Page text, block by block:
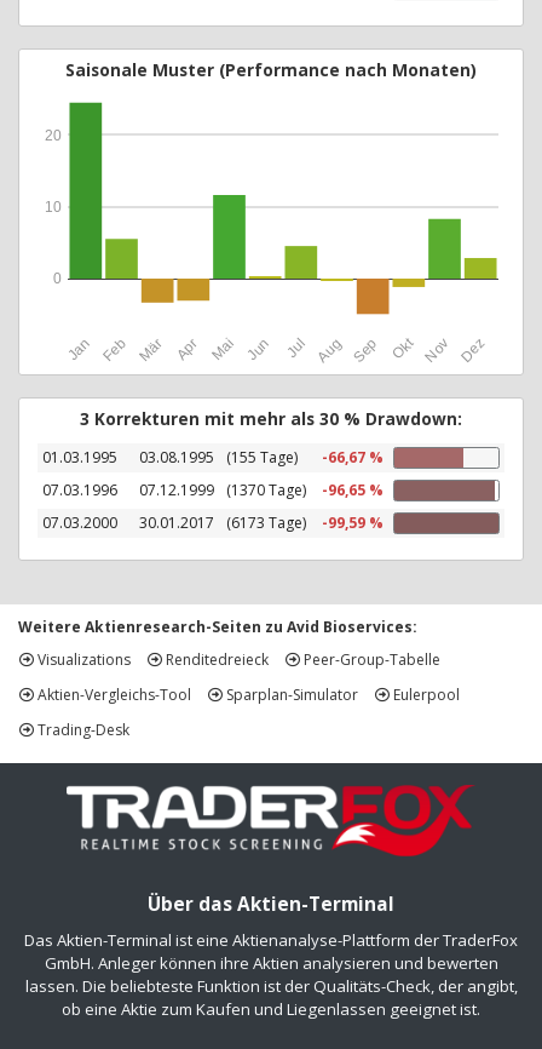
Saisonale Muster (Performance nach Monaten)
Jan Feb Mär Apr Mai Jun Jul Aug Sep Okt Nov Dez
0
10
20
3 Korrekturen mit mehr als 30 % Drawdown:
01.03.1995 03.08.1995 (155 Tage)
-66,67 %
07.03.1996
07.12.1999 (1370 Tage)
-96,65 %
07.03.2000
30.01.2017 (6173 Tage) -99,59 %
Weitere Aktienresearch-Seiten zu Avid Bioservices:
Visualizations
Renditedreieck
Peer-Group-Tabelle
Aktien-Vergleichs-Tool
Sparplan-Simulator
Eulerpool
Trading-Desk
Über das Aktien-Terminal
Das Aktien-Terminal ist eine Aktienanalyse-Plattform der TraderFox
GmbH. Anleger können ihre Aktien analysieren und bewerten
lassen. Die beliebteste Funktion ist der Qualitäts-Check, der angibt,
ob eine Aktie zum Kaufen und Liegenlassen geeignet ist.